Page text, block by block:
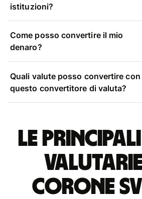
istituzioni?
Come posso convertire il mio
denaro?
Quali valute posso convertire con
questo convertitore di valuta?
Le
corone